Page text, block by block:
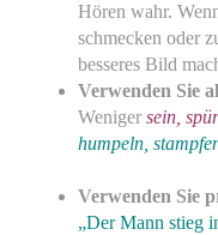
Hören wahr.
schmecken oder
besseres Bild
Verwenden Sie
Weniger sein,
humpeln,
Verwenden Sie
„Der Mann stieg